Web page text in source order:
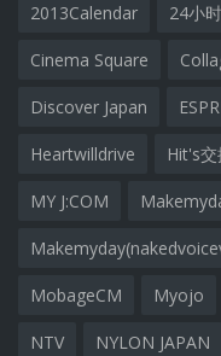
2013Calendar 24小时
Cinema Square
Discover Japan
Heartwilldrive Hit's
MY J:COM
MobageCM Myojo
NTV NYLON JAPAN